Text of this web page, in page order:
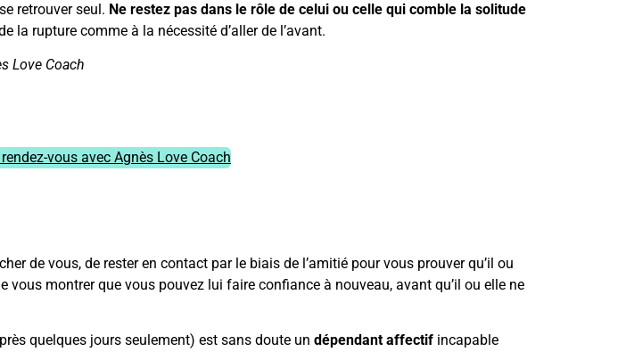
retrouver seul. Ne restez pas dans le rôle de celui ou celle qui comble la solitude
la rupture comme à la nécessité d’aller de l’avant.
Love Coach
vous avec Agnès Love Coach
de vous, de rester en contact par le biais de l’amitié pour vous prouver qu’il ou
vous montrer que vous pouvez lui faire confiance à nouveau, avant qu’il ou elle ne
quelques jours seulement) est sans doute un dépendant affectif incapable